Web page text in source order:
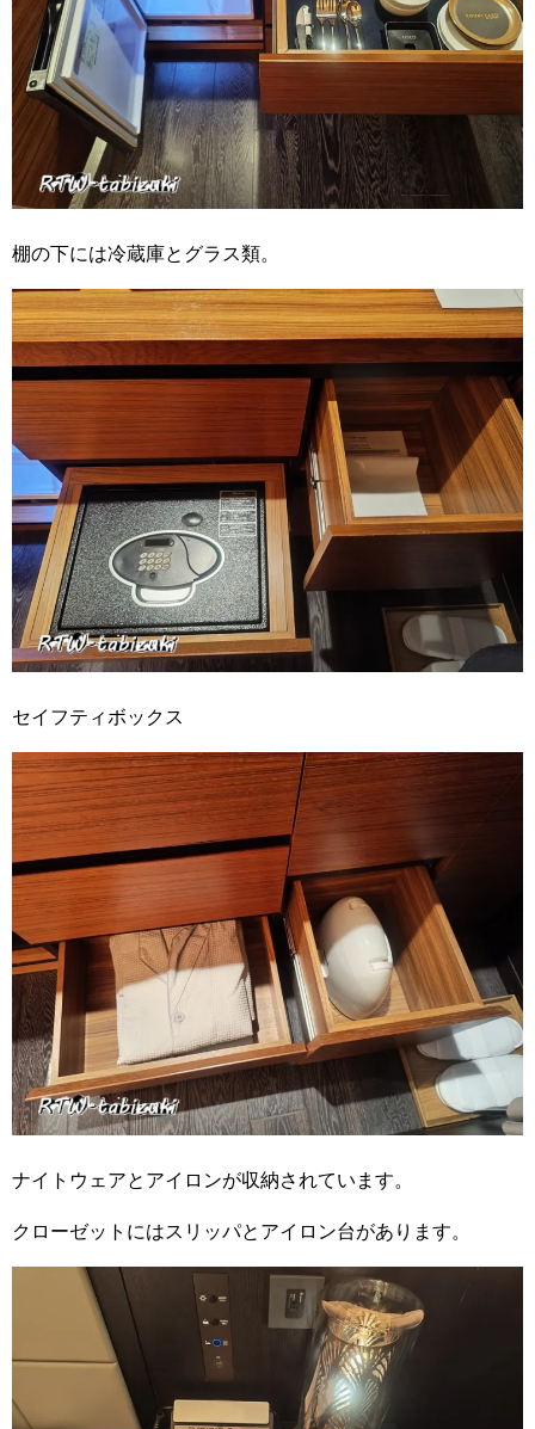
棚の下には冷蔵庫とグラス類。
セイフティボックス
ナイトウェアとアイロンが収納されています。
クローゼットにはスリッパとアイロン台があります。